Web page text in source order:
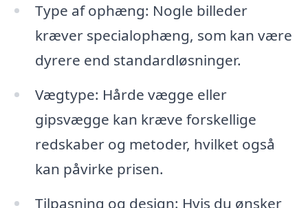
Type af ophæng: Nogle billeder
kræver specialophæng, som kan være
dyrere end standardløsninger.
Vægtype: Hårde vægge eller
gipsvægge kan kræve forskellige
redskaber og metoder, hvilket også
kan påvirke prisen.
Tilpasning og design: Hvis du ønsker